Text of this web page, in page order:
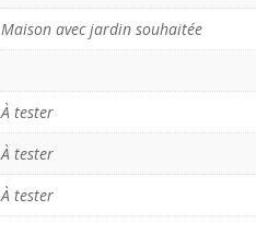
Maison avec jardin souhaitée
À tester
À tester
À tester